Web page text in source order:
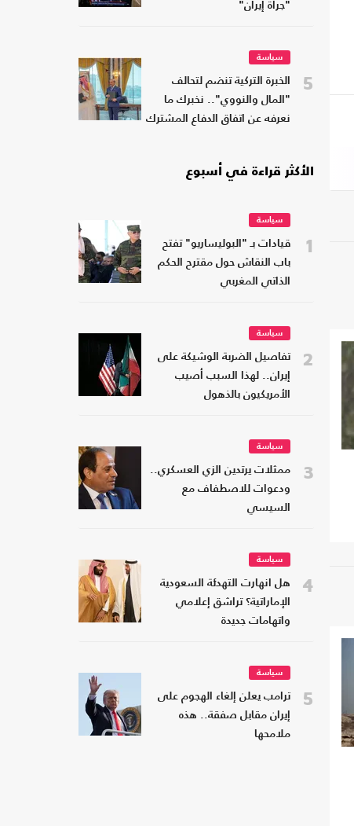
"جرأة إيران"
5
سياسة
الخبرة التركية تنضم لتحالف
"المال والنووي".. نخبرك ما
نعرفه عن اتفاق الدفاع المشترك
الأكثر قراءة في أسبوع
1
سياسة
قيادات بـ "البوليساريو" تفتح
باب النقاش حول مقترح الحكم
الذاتي المغربي
2
سياسة
تفاصيل الضربة الوشيكة على
إيران.. لهذا السبب أصيب
الأمريكيون بالذهول
3
سياسة
ممثلات يرتدين الزي العسكري..
ودعوات للاصطفاف مع
السيسي
4
سياسة
هل انهارت التهدئة السعودية
الإماراتية؟ تراشق إعلامي
واتهامات جديدة
5
سياسة
ترامب يعلن إلغاء الهجوم على
إيران مقابل صفقة.. هذه
ملامحها